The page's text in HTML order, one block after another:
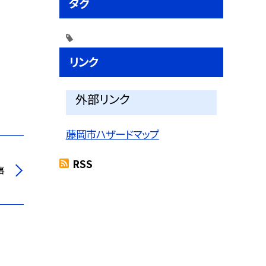
リンク
外部リンク
藤岡市ハザードマップ
RSS